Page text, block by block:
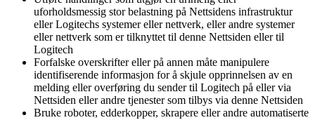
uforholdsmessig stor belastning på Nettsidens infrastruktur
eller Logitechs systemer eller nettverk, eller andre systemer
eller nettverk som er tilknyttet til denne Nettsiden eller til
Logitech
Forfalske overskrifter eller på annen måte manipulere
identifiserende informasjon for å skjule opprinnelsen av en
melding eller overføring du sender til Logitech på eller via
Nettsiden eller andre tjenester som tilbys via denne Nettsiden
Bruke roboter, edderkopper, skrapere eller andre automatiserte